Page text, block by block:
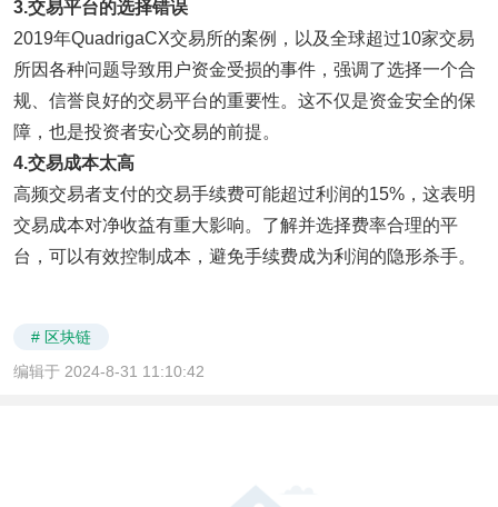
3.交易平台的选择错误
2019年QuadrigaCX交易所的案例，以及全球超过10家交易
所因各种问题导致用户资金受损的事件，强调了选择一个合
规、信誉良好的交易平台的重要性。这不仅是资金安全的保
障，也是投资者安心交易的前提。
4.交易成本太高
高频交易者支付的交易手续费可能超过利润的15%，这表明
交易成本对净收益有重大影响。了解并选择费率合理的平
台，可以有效控制成本，避免手续费成为利润的隐形杀手。
# 区块链
编辑于 2024-8-31 11:10:42